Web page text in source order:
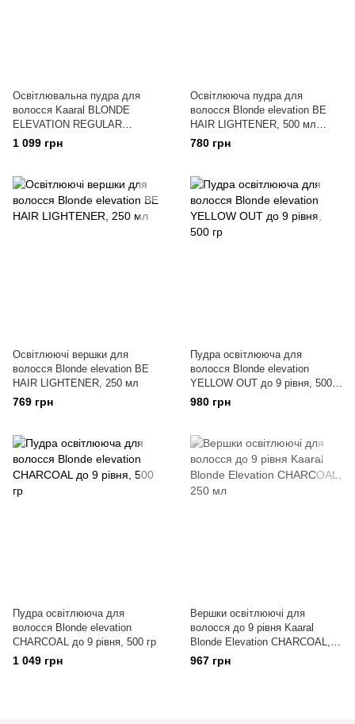
Освітлювальна пудра для
волосся Kaaral BLONDE
ELEVATION REGULAR
LIGHTENER до 7 рівнів 500 мл
1 099 грн
Освітлююча пудра для
волосся Blonde elevation BE
HAIR LIGHTENER, 500 мл
(ПАК)
780 грн
Освітлюючі вершки для
волосся Blonde elevation BE
HAIR LIGHTENER, 250 мл
769 грн
Пудра освітлююча для
волосся Blonde elevation
YELLOW OUT до 9 рівня, 500
гр
980 грн
Пудра освітлююча для
волосся Blonde elevation
CHARCOAL до 9 рівня, 500 гр
1 049 грн
Вершки освiтлюючі для
волосся до 9 рiвня Kaaral
Blonde Elevation CHARCOAL,
250 мл
967 грн